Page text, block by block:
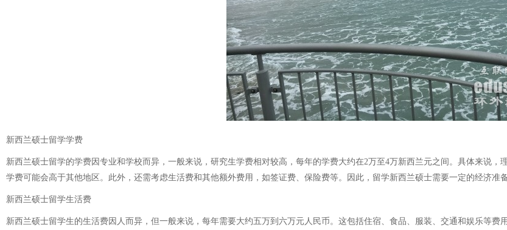
新西兰硕士留学学费
新西兰硕士留学的学费因专业和学校而异，一般来说，研究生学费相对较高，每年的学费大约在2万至4万新西兰元之间。具体来说
学费可能会高于其他地区。此外，还需考虑生活费和其他额外费用，如签证费、保险费等。因此，留学新西兰硕士需要一定的经济准备
新西兰硕士留学生活费
新西兰硕士留学生的生活费因人而异，但一般来说，每年需要大约五万到六万元人民币。这包括住宿、食品、服装、交通和娱乐等费